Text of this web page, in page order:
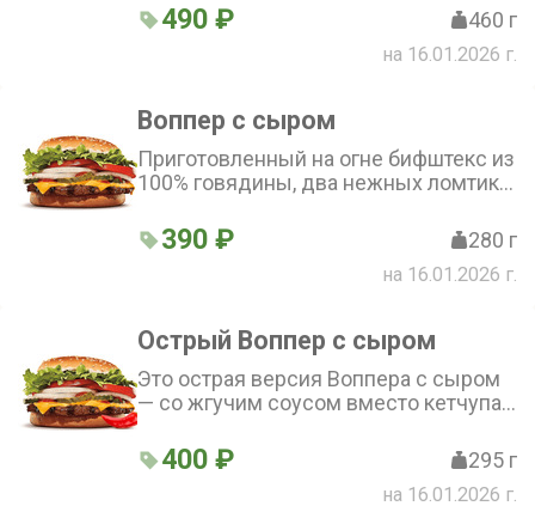
томаты, свежий салат Айсберг,
щедрая порция майонеза, хрустящие
маринованные огурчики и свежий лук
490 ₽ 460 г
на 16.01.2026 г.
Воппер с сыром
Приготовленный на огне бифштекс из
100% говядины, два нежных ломтика
нарезанный салат, густой майонез,
хрустящие огурчики и свежий лук на
нежной булочке с кунжутом.
390 ₽ 280 г
на 16.01.2026 г.
Острый Воппер с сыром
Это острая версия Воппера с сыром
— со жгучим соусом вместо кетчупа!
100%-й говядины под острым
томатным соусом, два нежных
ломтика сыра, сочные томаты,
400 ₽ 295 г
на 16.01.2026 г.